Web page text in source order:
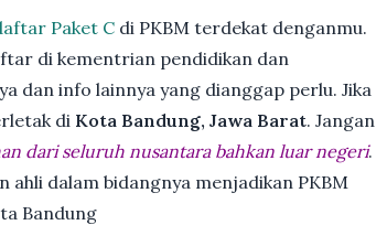
Paket C di PKBM terdekat denganmu.
di kementrian pendidikan dan
dan info lainnya yang dianggap perlu. Jika
di Kota Bandung, Jawa Barat. Jangan
dari seluruh nusantara bahkan luar negeri.
dalam bidangnya menjadikan PKBM
Bandung